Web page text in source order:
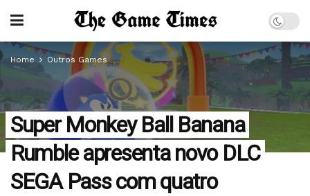
Home Outros Games
Super Monkey Ball Banana
Rumble apresenta novo DLC
SEGA Pass com quatro